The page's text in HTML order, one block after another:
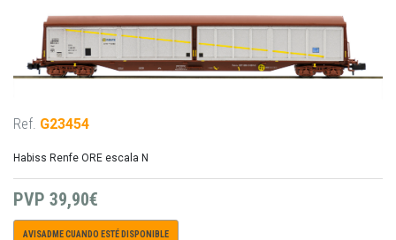
Ref. G23454
Habiss Renfe ORE escala N
PVP 39,90€
AVISADME CUANDO ESTÉ DISPONIBLE